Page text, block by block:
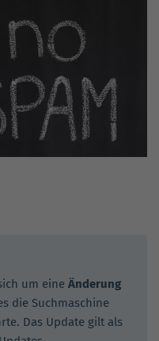
um eine Änderung
die Suchmaschine
Das Update gilt als